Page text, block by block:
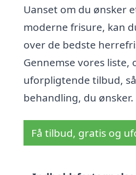
Uanset om du ønsker
moderne frisure, kan
over de bedste
Gennemse vores liste,
uforpligtende tilbud,
behandling, du ønsker.
Få tilbud, gratis og